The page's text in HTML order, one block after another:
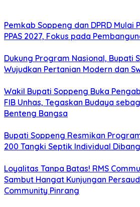
Pemkab Soppeng dan DPRD Mulai
PPAS 2027, Fokus pada
Dukung Program Nasional, Bupati
Wujudkan Pertanian Modern dan
Wakil Bupati Soppeng Buka
FIB Unhas, Tegaskan Budaya
Benteng Bangsa
Bupati Soppeng Resmikan
200 Tangki Septik Individual
Loyalitas Tanpa Batas! RMS
Sambut Hangat Kunjungan
Community Pinrang